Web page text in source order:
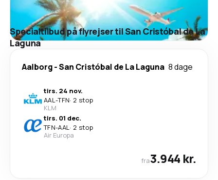
Specialtilbud på flyrejser til San Cristóbal de La
Laguna
Aalborg-San Cristóbal de La Laguna 8 dage
tirs. 24 nov.
AAL-TFN· 2 stop
KLM
tirs. 01 dec.
TFN-AAL· 2 stop
Air Europa
fra3.944 kr.